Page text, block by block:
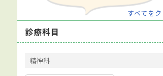
すべてを
診療科目
精神科